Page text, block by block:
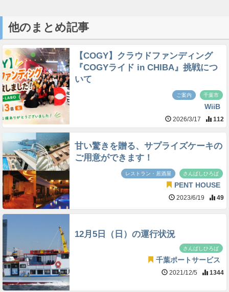
他のまとめ記事
【COGY】クラウドファンディング
『COGYライド in CHIBA』挑戦につ
いて
ご案内 千葉市
WiiB
2026/3/17 112
甘い驚きを贈る、サプライズケーキの
ご用意ができます！
レストラン・居酒屋 さんばしひろば
PENT HOUSE
2023/6/19 49
12月5日（日）の運行状況
さんばしひろば
千葉ポートサービス
2021/12/5 1344